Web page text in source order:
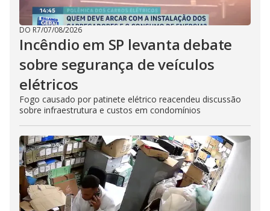
DO R7/07/08/2026
Incêndio em SP levanta debate
sobre segurança de veículos
elétricos
Fogo causado por patinete elétrico reacendeu discussão
sobre infraestrutura e custos em condomínios